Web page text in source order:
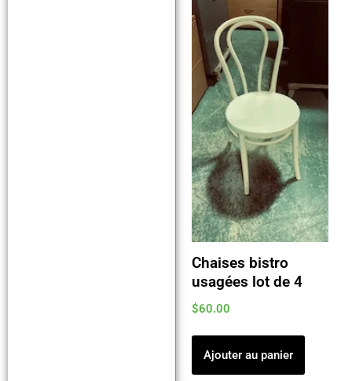
Chaises bistro
usagées lot de 4
$60.00
Ajouter au panier